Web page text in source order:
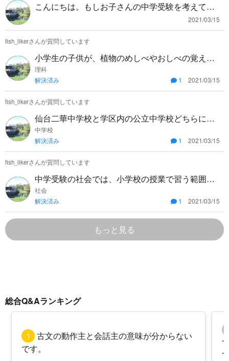
こんにちは。もしお子さんの中学受験を考えてい
るようでしたら、専用の塾に通わせる方が良いと
思います。小学校の普通の勉強だけだと、中学受
験には対応できない場合が多いです。
2021/03/15
fish_likerさんが質問しています
小学生の子供が、植物のめしべやおしべの覚え方
が分からないようです。良い覚え方はありますで
しょうか？ #植物の構造
理科
解決済み
1 2021/03/15
fish_likerさんが質問しています
仙台二華中学校と学区内の公立中学校どちらに通
わせるべきでしょうか？＃中学受験
中学校
解決済み
1 2021/03/15
fish_likerさんが質問しています
中学受験の社会では、小学校の授業で習う範囲の
他にどの様な勉強をすれば良いでしょうか。 地図
帳に掲載されている地図記号の暗記は必要です
か？ #暗記範囲
社会
解決済み
1 2021/03/15
もっと見る
総合Q&Aランキング
1
古文の動作主と会話主の意味が分からない
です。